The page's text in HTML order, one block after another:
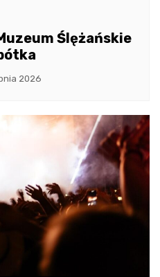
Ślężańskie
2026